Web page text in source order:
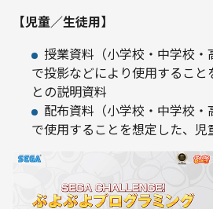
【児童／生徒用】
授業資料（小学校・中学校・
で投影などにより使用するこ
との説明資料
配布資料（小学校・中学校
で使用することを想定した、